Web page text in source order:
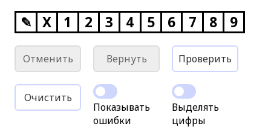
✎ X 1 2 3 4 5 6 7 8 9
Отменить Вернуть Проверить
Очистить
Показывать
ошибки
Выделять
цифры